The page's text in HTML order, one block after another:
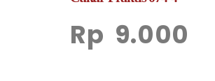
Rp 9.000